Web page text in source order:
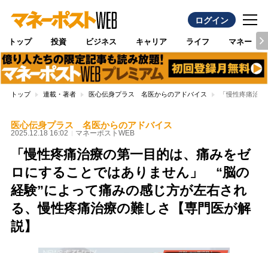
ログイン
トップ 投資 ビジネス キャリア ライフ マネー
トップ 連載・著者 医心伝身プラス 名医からのアドバイス 「慢性疼痛治
医心伝身プラス 名医からのアドバイス
2025.12.18 16:02 マネーポストWEB
「慢性疼痛治療の第一目的は、痛みをゼ
ロにすることではありません」 “脳の
経験”によって痛みの感じ方が左右され
る、慢性疼痛治療の難しさ【専門医が解
説】